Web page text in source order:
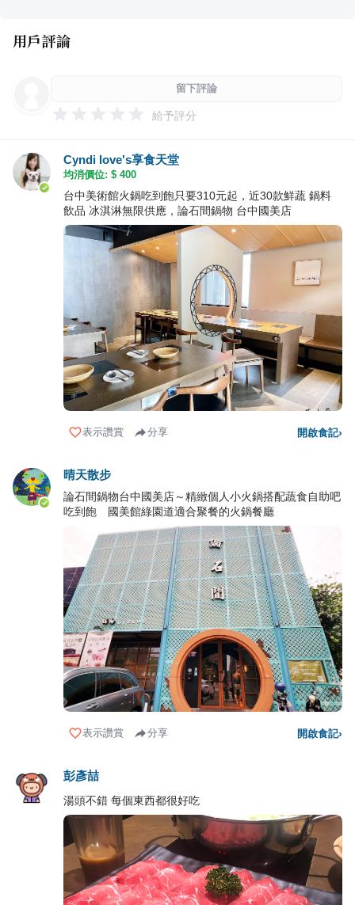
用戶評論
留下評論
給予評分
Cyndi love's享食天堂
均消價位: $ 400
台中美術館火鍋吃到飽只要310元起，近30款鮮蔬 鍋料
飲品 冰淇淋無限供應，論石間鍋物 台中國美店
表示讚賞 分享 開啟食記›
晴天散步
論石間鍋物台中國美店～精緻個人小火鍋搭配蔬食自助吧
吃到飽 國美館綠園道適合聚餐的火鍋餐廳
表示讚賞 分享 開啟食記›
彭彥喆
湯頭不錯 每個東西都很好吃